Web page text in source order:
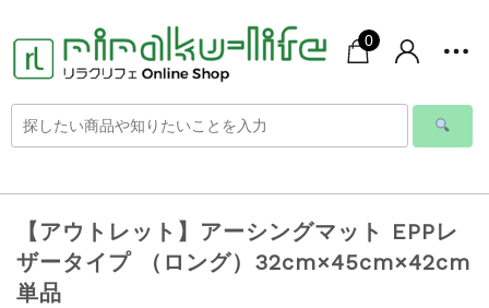
0
【アウトレット】アーシングマット EPPレ
ザータイプ （ロング）32cm×45cm×42cm
単品